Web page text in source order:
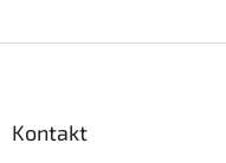
Kontakt